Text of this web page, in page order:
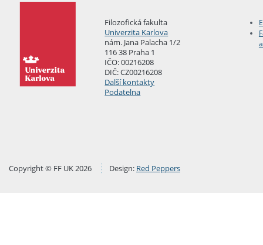
Filozofická fakulta
Univerzita Karlova
nám. Jana Palacha 1/2
116 38 Praha 1
IČO: 00216208
DIČ: CZ00216208
Další kontakty
Podatelna
Copyright © FF UK 2026 Design: Red Peppers